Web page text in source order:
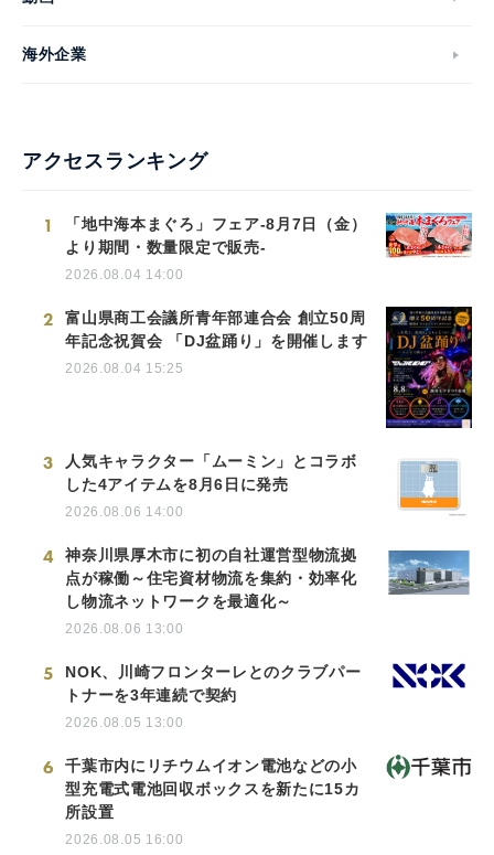
海外企業
アクセスランキング
1
「地中海本まぐろ」フェア-8月7日（金）
より期間・数量限定で販売-
2026.08.04 14:00
2
富山県商工会議所青年部連合会 創立50周
年記念祝賀会 「DJ盆踊り」を開催します
2026.08.04 15:25
3
人気キャラクター「ムーミン」とコラボ
した4アイテムを8月6日に発売
2026.08.06 14:00
4
神奈川県厚木市に初の自社運営型物流拠
点が稼働～住宅資材物流を集約・効率化
し物流ネットワークを最適化～
2026.08.06 13:00
5
NOK、川崎フロンターレとのクラブパー
トナーを3年連続で契約
2026.08.05 13:00
6
千葉市内にリチウムイオン電池などの小
型充電式電池回収ボックスを新たに15カ
所設置
2026.08.05 16:00